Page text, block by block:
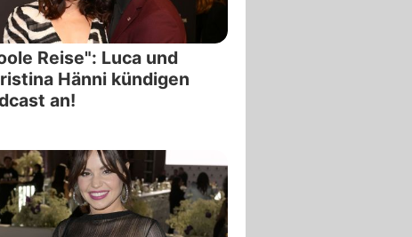
Reise": Luca und
Hänni kündigen
an!